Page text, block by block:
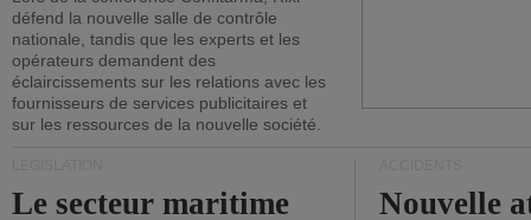
défend la nouvelle salle de contrôle
nationale, tandis que les experts et les
opérateurs demandent des
éclaircissements sur les relations avec les
fournisseurs de services publicitaires et
sur les ressources de la nouvelle société.
Le secteur maritime
Nouvelle